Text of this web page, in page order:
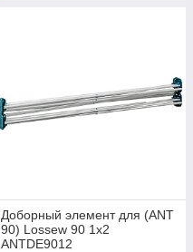
Доборный элемент для (ANT
90) Lossew 90 1х2
ANTDE9012